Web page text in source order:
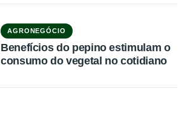
AGRONEGÓCIO
Benefícios do pepino estimulam o
consumo do vegetal no cotidiano